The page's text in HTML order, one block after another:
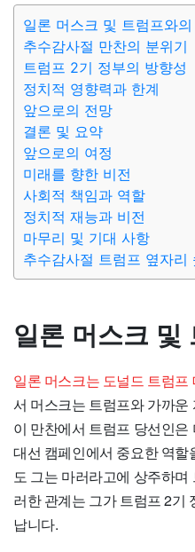
일론 머스크 및 트럼프와의
추수감사절 만찬의 분위기
트럼프 2기 정부의 방향성
정치적 영향력과 한계
앞으로의 전망
결론 및 요약
앞으로의 여정
미래를 향한 비전
사회적 책임과 역할
정치적 재능과 비전
마무리 및 기대 사항
추수감사절 트럼프 옆자리
일론 머스크 및
일론 머스크는 도널드 트럼
서 머스크는 트럼프와 가까
이 만찬에서 트럼프 당선인
대선 캠페인에서 중요한 역할
도 그는 마러라고에 상주하
러한 관계는 그가 트럼프 2기
납니다.